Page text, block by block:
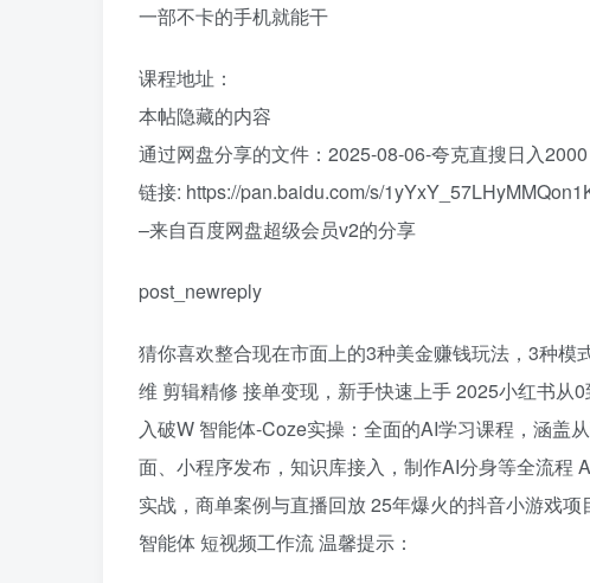
一部不卡的手机就能干
课程地址：
本帖隐藏的内容
通过网盘分享的文件：2025-08-06-夸克直搜日入
链接: https://pan.baidu.com/s/
–来自百度网盘超级会员v2的分享
post_newreply
猜你喜欢整合现在市面上的3种美金赚钱玩法，3种模
维 剪辑精修 接单变现，新手快速上手 2025小红书从
入破W 智能体-Coze实操：全面的AI学习课程，涵盖
面、小程序发布，知识库接入，制作AI分身等全流程
实战，商单案例与直播回放 25年爆火的抖音小游戏
智能体 短视频工作流 温馨提示：